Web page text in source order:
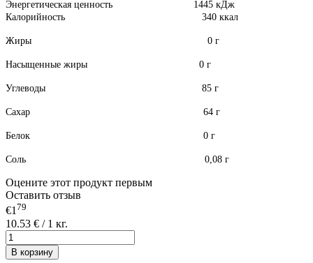
Энергетическая ценность 1445 кДж
Калорийность 340 ккал
Жиры 0 г
Насыщенные жиры 0 г
Углеводы 85 г
Сахар 64 г
Белок 0 г
Соль 0,08 г
Оцените этот продукт первым
Оставить отзыв
€179
10.53 € / 1 кг.
В корзину